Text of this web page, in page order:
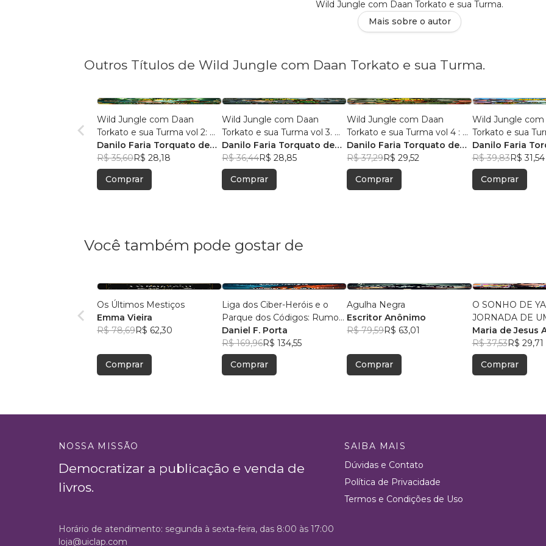
Wild Jungle com Daan Torkato e sua Turma.
Mais sobre o autor
Outros Títulos de Wild Jungle com Daan Torkato e sua Turma.
Wild Jungle com Daan
Torkato e sua Turma vol 2: O
Mistério da Múmia de
Halloween.
Danilo Faria Torquato de
Souza
R$ 35,60R$ 28,18
Comprar
Wild Jungle com Daan
Torkato e sua Turma vol 3. O
Segredo da Neblina Eterna
Danilo Faria Torquato de
Souza
R$ 36,44R$ 28,85
Comprar
Wild Jungle com Daan
Torkato e sua Turma vol 4 : O
Triunfo da Cuca
Danilo Faria Torquato de
Souza
R$ 37,29R$ 29,52
Comprar
Wild Jungle com
Torkato e sua
Grande Roubo
Natal
Danilo Faria
Souza
R$ 39,83R$ 31,54
Comprar
Você também pode gostar de
Os Últimos Mestiços
Emma Vieira
R$ 78,69R$ 62,30
Comprar
Liga dos Ciber-Heróis e o
Parque dos Códigos: Rumo
ao Desconhecido
Daniel F. Porta
R$ 169,96R$ 134,55
Comprar
Agulha Negra
Escritor Anônimo
R$ 79,59R$ 63,01
Comprar
O SONHO DE
JORNADA DE
MENINA
Maria de Jesus
Santos
R$ 37,53R$ 29,71
Comprar
NOSSA MISSÃO
Democratizar a publicação e venda de
livros.
SAIBA MAIS
Dúvidas e Contato
Política de Privacidade
Termos e Condições de Uso
Horário de atendimento: segunda à sexta-feira, das 8:00 às 17:00
loja@uiclap.com